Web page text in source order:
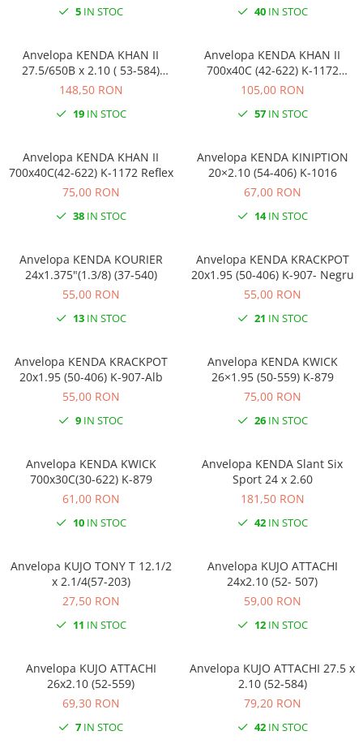
5 IN STOC 40IN STOC
Anvelopa KENDA KHAN II
27.5/650B x 2.10 ( 53-584)
Reflex E-Bike
148,50 RON
19IN STOC
Anvelopa KENDA KHAN II
700x40C (42-622) K-1172
Crem/Reflex
105,00 RON
57IN STOC
Anvelopa KENDA KHAN II
700x40C(42-622) K-1172 Reflex
75,00 RON
38IN STOC
Anvelopa KENDA KINIPTION
20×2.10 (54-406) K-1016
67,00 RON
14IN STOC
Anvelopa KENDA KOURIER
24x1.375"(1.3/8) (37-540)
55,00 RON
13IN STOC
Anvelopa KENDA KRACKPOT
20x1.95 (50-406) K-907- Negru
55,00 RON
21 IN STOC
Anvelopa KENDA KRACKPOT
20x1.95 (50-406) K-907-Alb
55,00 RON
9 IN STOC
Anvelopa KENDA KWICK
26×1.95 (50-559) K-879
75,00 RON
26IN STOC
Anvelopa KENDA KWICK
700x30C(30-622) K-879
61,00 RON
10IN STOC
Anvelopa KENDA Slant Six
Sport 24 x 2.60
181,50 RON
42IN STOC
Anvelopa KUJO TONY T 12.1/2
x 2.1/4(57-203)
27,50 RON
11 IN STOC
Anvelopa KUJO ATTACHI
24x2.10 (52- 507)
59,00 RON
12IN STOC
Anvelopa KUJO ATTACHI
26x2.10 (52-559)
69,30 RON
7 IN STOC
Anvelopa KUJO ATTACHI 27.5 x
2.10 (52-584)
79,20 RON
42IN STOC